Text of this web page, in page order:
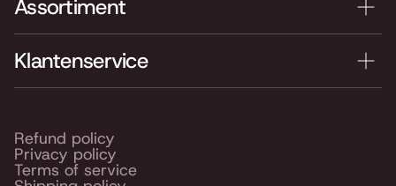
Assortiment
Klantenservice
Routebeschrijving
Openingstijden
Refund policy
Privacy policy
Terms of service